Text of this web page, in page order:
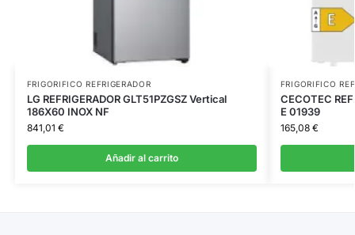
FRIGORIFICO REFRIGERADOR
LG REFRIGERADOR GLT51PZGSZ Vertical
186X60 INOX NF
841,01 €
Añadir al carrito
FRIGORIFICO
CECOTEC
E 01939
165,08 €